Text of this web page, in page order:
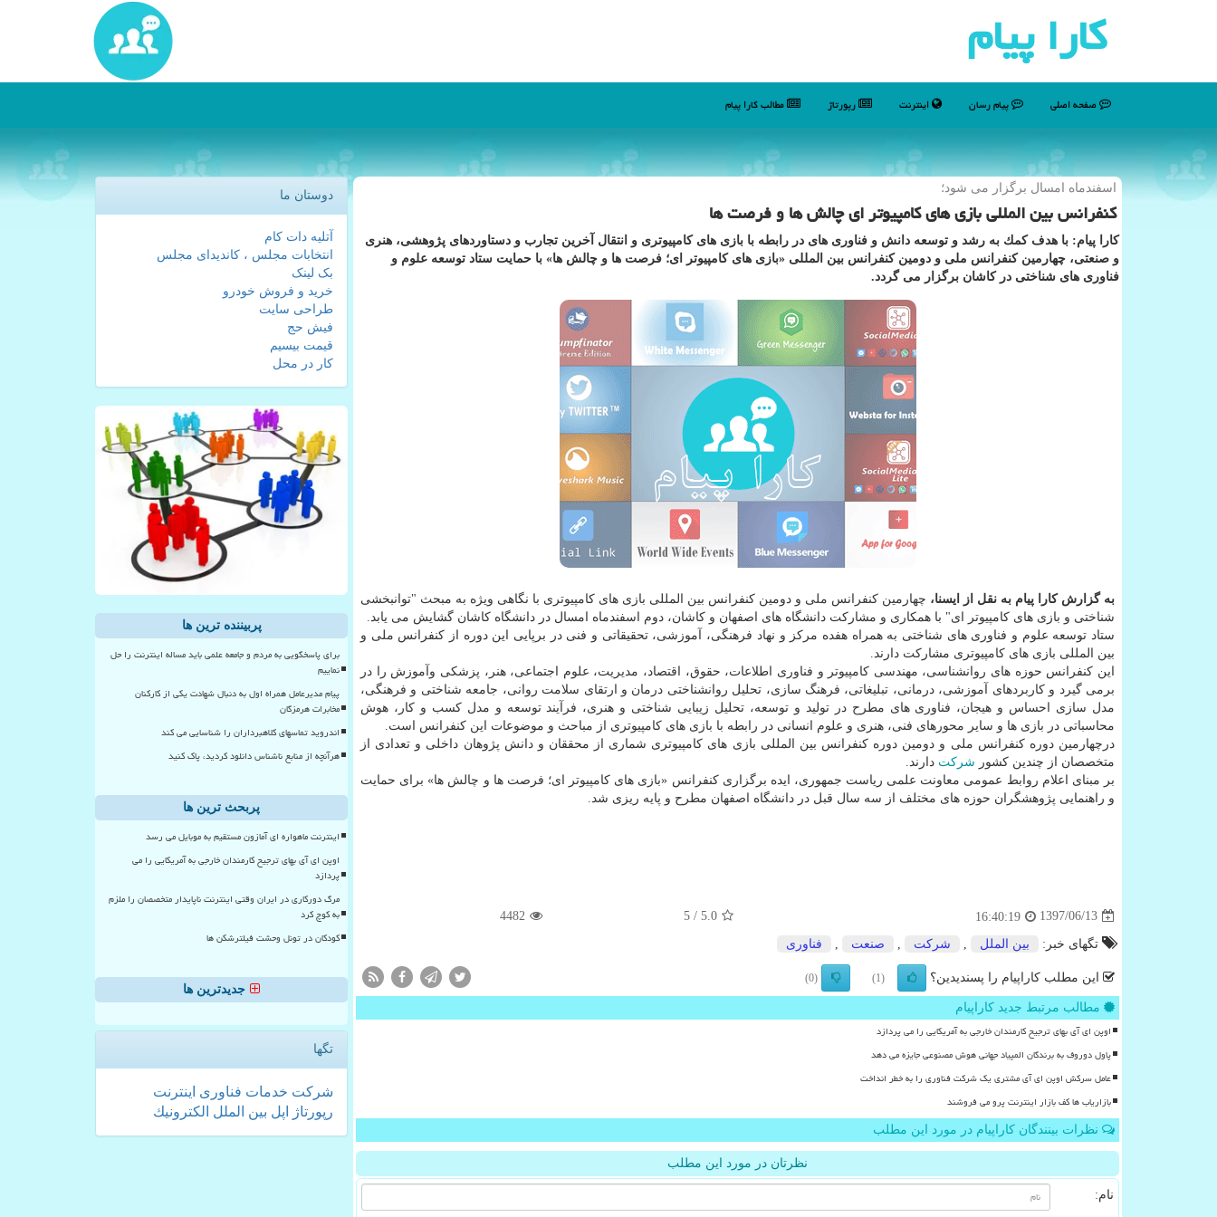
كارا پیام
صفحه اصلی پیام رسان اینترنت رپورتاژ مطالب كارا پیام
اسفندماه امسال برگزار می شود؛
كنفرانس بین المللی بازی های كامپیوتر ای چالش ها و فرصت ها
كارا پیام: با هدف كمك به رشد و توسعه دانش و فناوری های در رابطه با بازی های كامپیوتری و انتقال آخرین تجارب و دستاوردهای پژوهشی، هنری
و صنعتی، چهارمین كنفرانس ملی و دومین كنفرانس بین المللی «بازی های كامپیوتر ای؛ فرصت ها و چالش ها» با حمایت ستاد توسعه علوم و
فناوری های شناختی در كاشان برگزار می گردد.
به گزارش كارا پیام به نقل از ایسنا، چهارمین كنفرانس ملی و دومین كنفرانس بین المللی بازی های كامپیوتری با نگاهی ویژه به مبحث "توانبخشی
شناختی و بازی های كامپیوتر ای" با همكاری و مشاركت دانشگاه های اصفهان و كاشان، دوم اسفندماه امسال در دانشگاه كاشان گشایش می یابد.
ستاد توسعه علوم و فناوری های شناختی به همراه هفده مركز و نهاد فرهنگی، آموزشی، تحقیقاتی و فنی در برپایی این دوره از كنفرانس ملی و
بین المللی بازی های كامپیوتری مشاركت دارند.
این كنفرانس حوزه های روانشناسی، مهندسی كامپیوتر و فناوری اطلاعات، حقوق، اقتصاد، مدیریت، علوم اجتماعی، هنر، پزشكی وآموزش را در
برمی گیرد و كاربردهای آموزشی، درمانی، تبلیغاتی، فرهنگ سازی، تحلیل روانشناختی درمان و ارتقای سلامت روانی، جامعه شناختی و فرهنگی،
مدل سازی احساس و هیجان، فناوری های مطرح در تولید و توسعه، تحلیل زیبایی شناختی و هنری، فرآیند توسعه و مدل كسب و كار، هوش
محاسباتی در بازی ها و سایر محورهای فنی، هنری و علوم انسانی در رابطه با بازی های كامپیوتری از مباحث و موضوعات این كنفرانس است.
درچهارمین دوره كنفرانس ملی و دومین دوره كنفرانس بین المللی بازی های كامپیوتری شماری از محققان و دانش پژوهان داخلی و تعدادی از
متخصصان از چندین كشور شركت دارند.
بر مبنای اعلام روابط عمومی معاونت علمی ریاست جمهوری، ایده برگزاری كنفرانس «بازی های كامپیوتر ای؛ فرصت ها و چالش ها» برای حمایت
و راهنمایی پژوهشگران حوزه های مختلف از سه سال قبل در دانشگاه اصفهان مطرح و پایه ریزی شد.
1397/06/13
16:40:19
5.0
/ 5
4482
تگهای خبر: بین الملل شركت صنعت فناوری
این مطلب کاراپیام را پسندیدین؟ (1)
(0)
مطالب مرتبط جدید کاراپیام
اوپن ای آی بهای ترجیح کارمندان خارجی به آمریکایی را می پردازد
پاول دوروف به برندگان المپیاد جهانی هوش مصنوعی جایزه می دهد
عامل سرکش اوپن ای آی مشتری یک شرکت فناوری را به خطر انداخت
بازاریاب ها کف بازار اینترنت پرو می فروشند
نظرات بینندگان کاراپیام در مورد این مطلب
نظرتان در مورد این مطلب
نام:
دوستان ما
آتلیه دات کام
انتخابات مجلس ، کاندیدای مجلس
بک لینک
خرید و فروش خودرو
طراحی سایت
فیش حج
قیمت بیسیم
کار در محل
پربیننده ترین ها
برای پاسخگویی به مردم و جامعه علمی باید مساله اینترنت را حل
نماییم
پیام مدیرعامل همراه اول به دنبال شهادت یکی از کارکنان
مخابرات هرمزگان
اندروید تماسهای کلاهبرداران را شناسایی می کند
هرآنچه از منابع ناشناس دانلود کردید، پاک کنید
پربحث ترین ها
اینترنت ماهواره ای آمازون مستقیم به موبایل می رسد
اوپن ای آی بهای ترجیح کارمندان خارجی به آمریکایی را می
پردازد
مرگ دورکاری در ایران وقتی اینترنت ناپایدار متخصصان را ملزم
به کوچ کرد
کودکان در تونل وحشت فیلترشکن ها
جدیدترین ها
تگها
شركت خدمات فناوری اینترنت
رپورتاژ
اپل بین الملل الكترونیك